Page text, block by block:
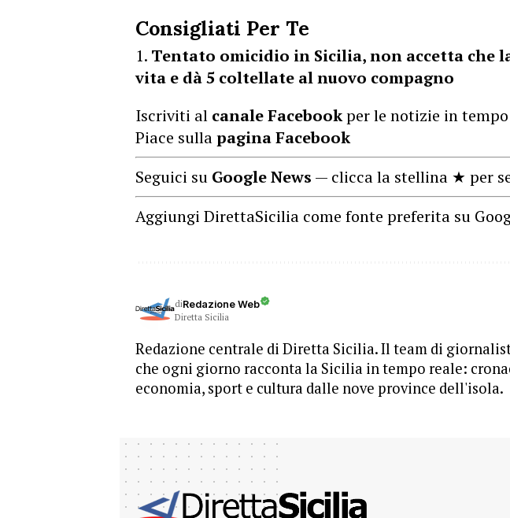
Consigliati Per Te
Tentato omicidio in Sicilia, non accetta che
vita e dà 5 coltellate al nuovo compagno
Iscriviti al canale Facebookper le notizie in
Piace sullapagina Facebook
Seguici su Google News — clicca la stellina ★ per
Aggiungi DirettaSicilia come fonte preferita su
diRedazione Web
Diretta Sicilia
Redazione centrale di Diretta Sicilia. Il team di
che ogni giorno racconta la Sicilia in tempo reale:
economia, sport e cultura dalle nove province dell'isola.